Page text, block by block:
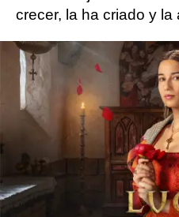
crecer, la ha criado y
La actriz explica que
empezar a tener
que pasa, ya que
bien qué es esto del
desconocimiento
que sus señores
beneficia en el trato